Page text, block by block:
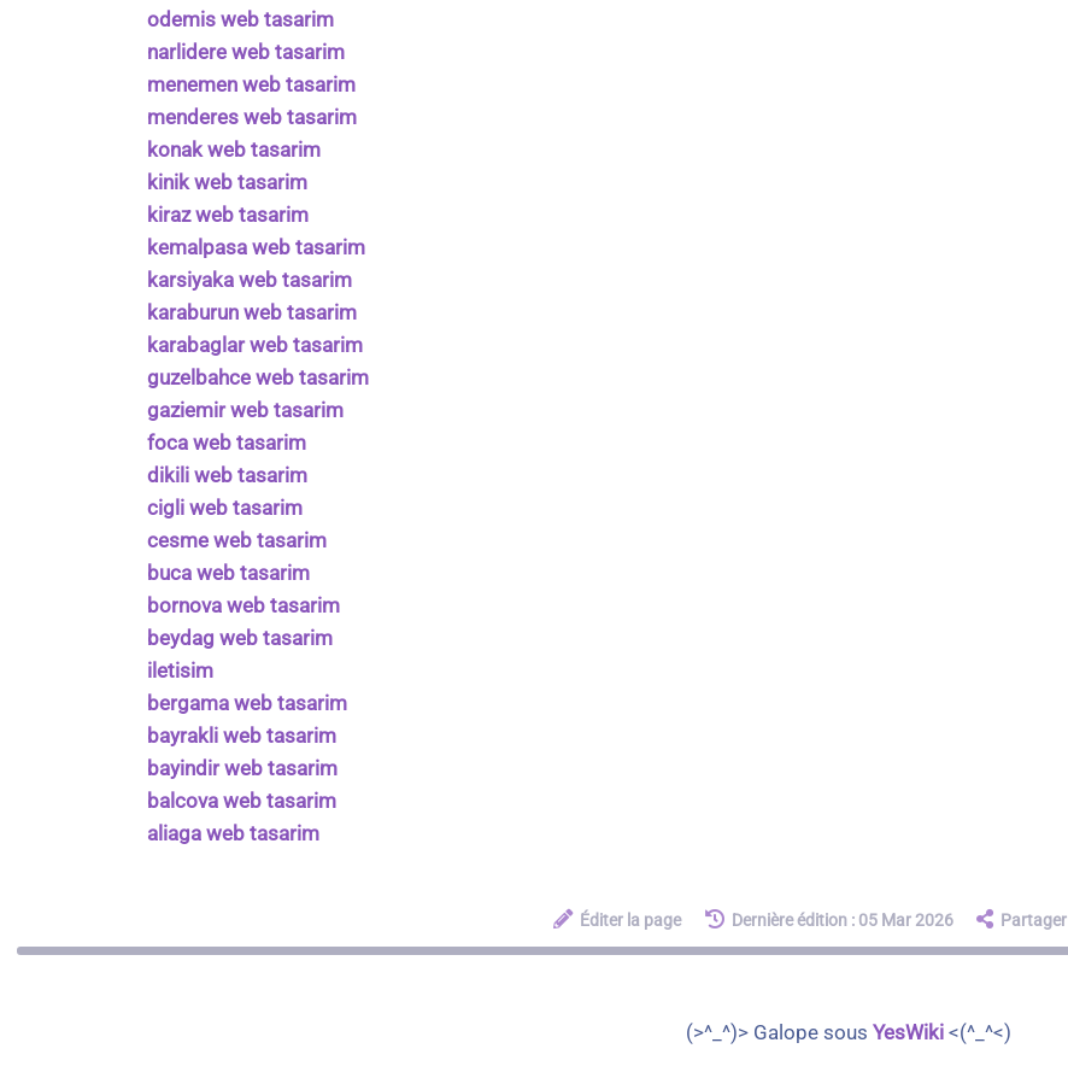
odemis web tasarim
narlidere web tasarim
menemen web tasarim
menderes web tasarim
konak web tasarim
kinik web tasarim
kiraz web tasarim
kemalpasa web tasarim
karsiyaka web tasarim
karaburun web tasarim
karabaglar web tasarim
guzelbahce web tasarim
gaziemir web tasarim
foca web tasarim
dikili web tasarim
cigli web tasarim
cesme web tasarim
buca web tasarim
bornova web tasarim
beydag web tasarim
iletisim
bergama web tasarim
bayrakli web tasarim
bayindir web tasarim
balcova web tasarim
aliaga web tasarim
Éditer la page Dernière édition : 05 Mar 2026 Partager
(>^_^)> Galope sous YesWiki <(^_^<)